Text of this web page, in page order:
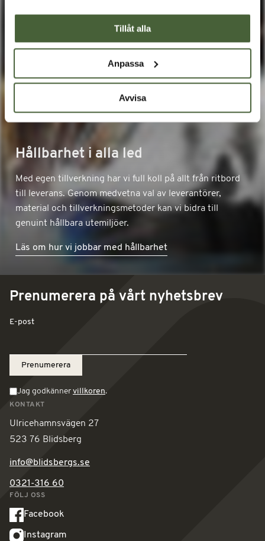
Tillåt alla
Anpassa
Avvisa
Hållbarhet i alla led
Med egen tillverkning har vi full koll på allt från ritbord
till leverans. Genom medvetna val av leverantörer,
material och tillverkningsmetoder kan vi bidra till
genuint hållbara utemiljöer.
Läs om hur vi jobbar med hållbarhet
KONTAKT
Ulricehamnsvägen 27
523 76 Blidsberg
info@blidsbergs.se
0321-316 60
FÖLJ OSS
Facebook
Instagram
Prenumerera på vårt nyhetsbrev
E-post
Jag godkänner villkoren.